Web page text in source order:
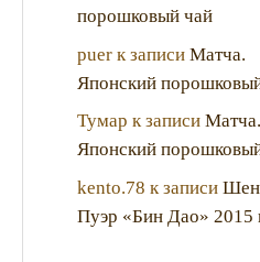
порошковый чай
puerк записи Матча.
Японский
Тумар к записи Матча.
Японский
kento.78 к записи Шен
Пуэр «Бин Дао» 2015